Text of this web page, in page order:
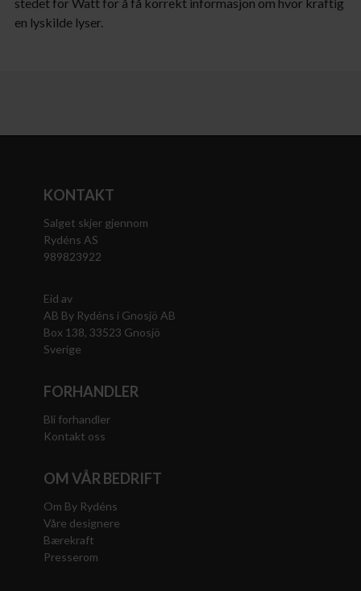
en lyskilde lyser.
KONTAKT
Salget skjer gjennom
Rydéns AS
989823922
Eid av
AB By Rydéns i Gnosjö AB
Box 138, 33523 Gnosjö
Sverige
FORHANDLER
Bli forhandler
Kontakt oss
OM VÅR BEDRIFT
Om By Rydéns
Våre designere
Bærekraft
Presserom